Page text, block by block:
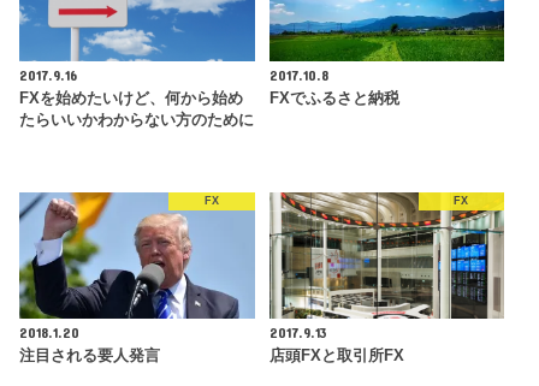
2017.9.16
FXを始めたいけど、何から始め
たらいいかわからない方のために
2017.10.8
FXでふるさと納税
FX
2018.1.20
注目される要人発言
FX
2017.9.13
店頭FXと取引所FX